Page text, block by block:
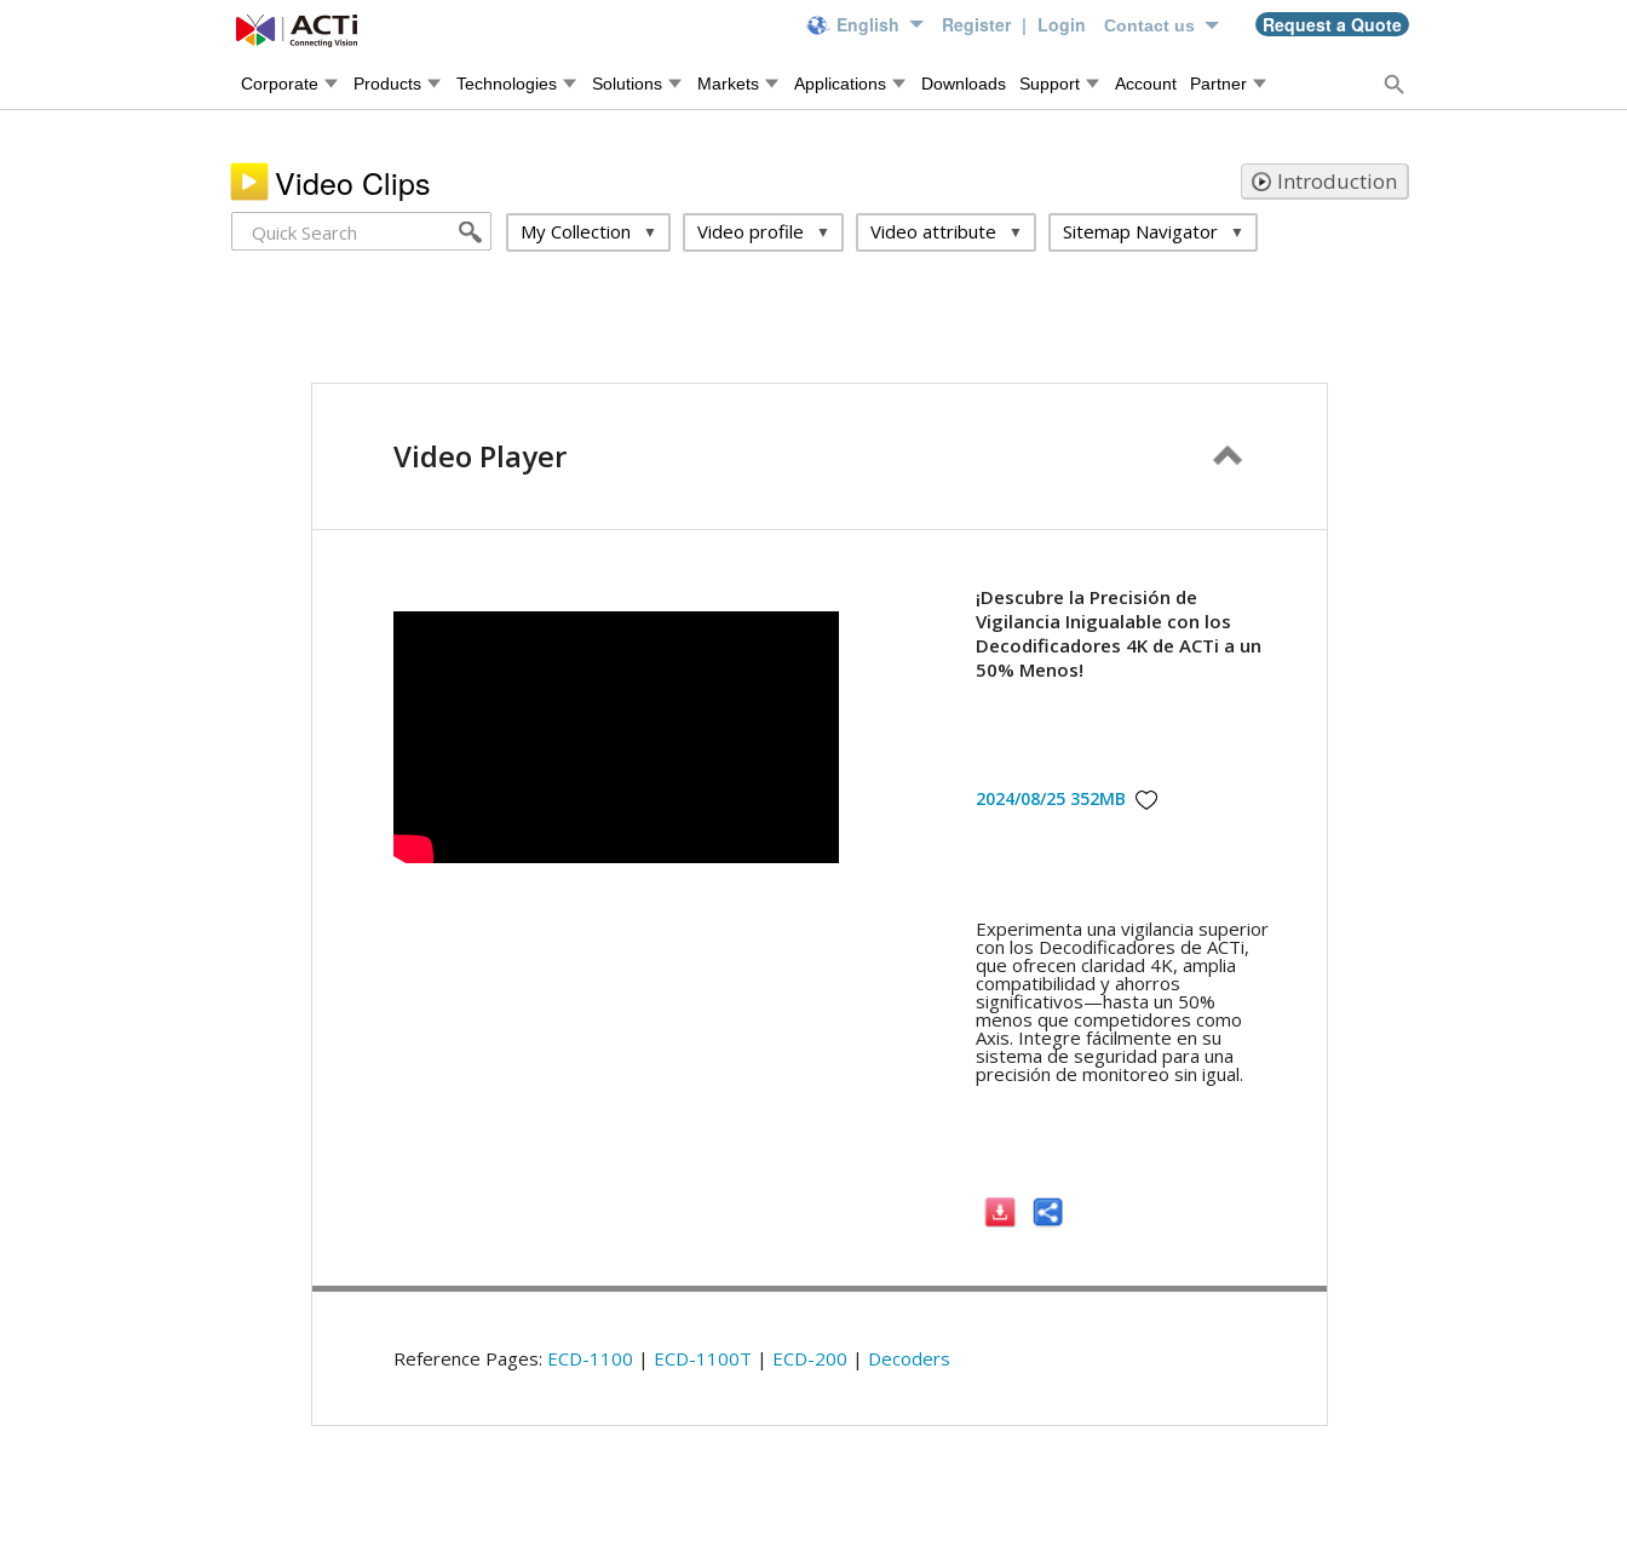
English Register | Login Contact us Request a Quote
Corporate Products Technologies Solutions Markets Applications Downloads Support Account Partner
Video Clips Introduction
My Collection Video profile Video attribute Sitemap Navigator
Video Player
¡Descubre la Precisión de
Vigilancia Inigualable con los
Decodificadores 4K de ACTi a un
50% Menos!
2024/08/25 352MB
Experimenta una vigilancia superior
con los Decodificadores de ACTi,
que ofrecen claridad 4K, amplia
compatibilidad y ahorros
significativos—hasta un 50%
menos que competidores como
Axis. Integre fácilmente en su
sistema de seguridad para una
precisión de monitoreo sin igual.
Reference Pages: ECD-1100 | ECD-1100T | ECD-200 | Decoders